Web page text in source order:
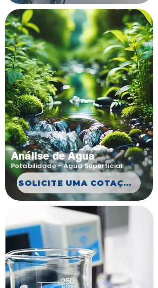
Potabilidade - Água Superficial
SOLICITE UMA COTAÇÃO
Análise de Água